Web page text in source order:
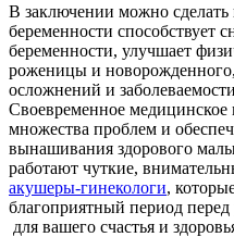
В заключении можно сделать
беременности способствует
беременности, улучшает
роженицы и
осложнений и
Своевременное медицинское
множества проблем и
вынашивания здорового
работают чуткие,
акушеры-гинекологи,
благоприятный период
для вашего счастья и